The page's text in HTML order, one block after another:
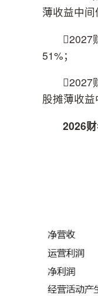
薄收益中间
2027
51%；
2027
股摊薄收益
2026